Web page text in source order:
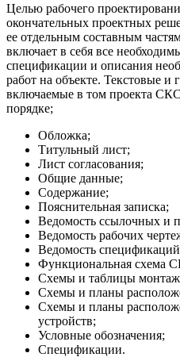
Целью рабочего
окончательных проектных
ее отдельным составным
включает в себя все
спецификации и описания
работ на объекте. Текстовые и
включаемые в том проекта
порядке;
Обложка;
Титульный лист;
Лист согласования;
Общие данные;
Содержание;
Пояснительная записка;
Ведомость ссылочных и
Ведомость рабочих
Ведомость
Функциональная схема
Схемы и таблицы
Схемы и планы
Схемы и планы
устройств;
Условные обозначения;
Спецификации.